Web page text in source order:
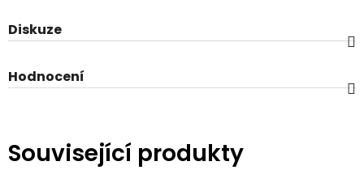
Diskuze
Hodnocení
Související produkty